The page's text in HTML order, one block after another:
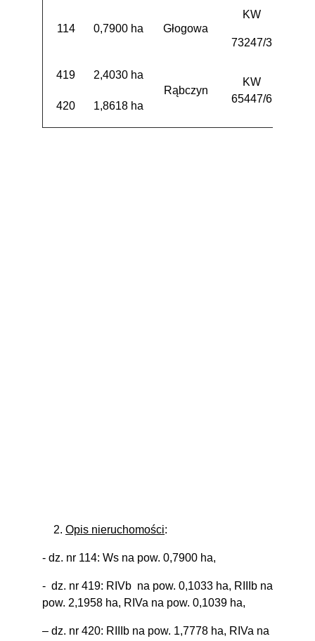
114 0,7900 ha Głogowa
KW
73247/3
419
2,4030 ha
Rąbczyn
KW
65447/6
420
1,8618 ha
2. Opis nieruchomości:
- dz. nr 114: Ws na pow. 0,7900 ha,
- dz. nr 419: RIVb na pow. 0,1033 ha, RIIIb na
pow. 2,1958 ha, RIVa na pow. 0,1039 ha,
– dz. nr 420: RIIIb na pow. 1,7778 ha, RIVa na